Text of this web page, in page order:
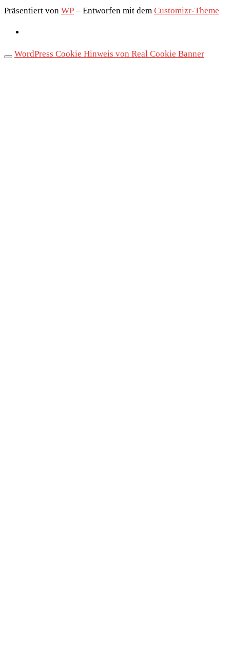
Präsentiert von WP – Entworfen mit dem Customizr-Theme
WordPress Cookie Hinweis von Real Cookie Banner